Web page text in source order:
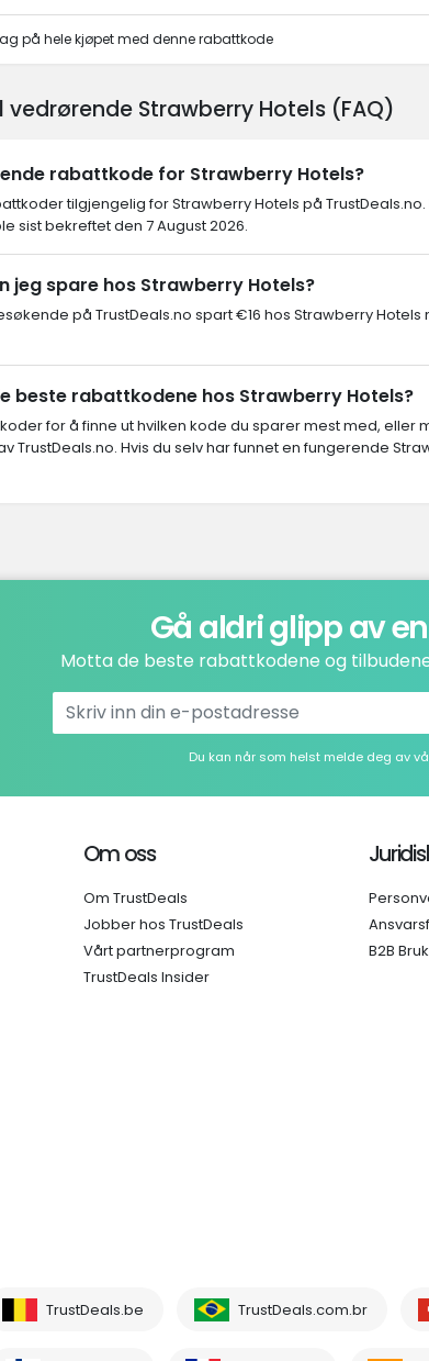
på hele kjøpet med denne rabattkode
Strawberry Hotels (FAQ)
rabattkode for Strawberry Hotels?
tilgjengelig for Strawberry Hotels på
sist bekreftet den 7 August 2026.
jeg spare hos Strawberry Hotels?
på TrustDeals.no spart €16 hos Strawberry Hotels
beste rabattkodene hos Strawberry Hotels?
for å finne ut hvilken kode du sparer mest med, eller
TrustDeals.no. Hvis du selv har funnet en fungerende
Gå aldri glipp av
Motta de beste rabattkodene og
Du kan når som helst melde deg av
Om oss
Om TrustDeals
Jobber hos TrustDeals
Vårt partnerprogram
TrustDeals Insider
B2B
TrustDeals.be TrustDeals.com.br